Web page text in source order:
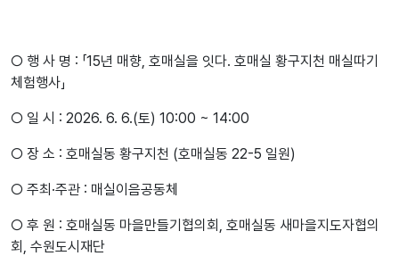
○ 행 사 명 : 「15년 매향, 호매실을 잇다. 호매실 황구지천 매실따기
체험행사」
○ 일 시 : 2026. 6. 6.(토) 10:00 ~ 14:00
○ 장 소 : 호매실동 황구지천 (호매실동 22-5 일원)
○ 주최·주관 : 매실이음공동체
○ 후 원 : 호매실동 마을만들기협의회, 호매실동 새마을지도자협의
회, 수원도시재단